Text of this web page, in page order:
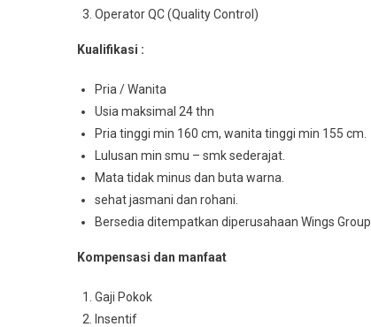
Operator QC (Quality Control)
Kualifikasi :
Pria / Wanita
Usia maksimal 24 thn
Pria tinggi min 160 cm, wanita tinggi min 155 cm.
Lulusan min smu – smk sederajat.
Mata tidak minus dan buta warna.
sehat jasmani dan rohani.
Bersedia ditempatkan diperusahaan Wings Group
Kompensasi dan manfaat
Gaji Pokok
Insentif